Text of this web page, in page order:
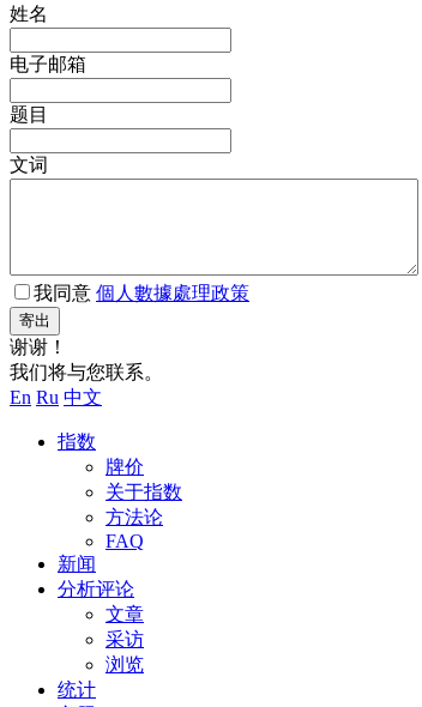
姓名
电子邮箱
题目
文词
我同意 個人數據處理政策
寄出
谢谢！
我们将与您联系。
En Ru 中文
指数
牌价
关于指数
方法论
FAQ
新闻
分析评论
文章
采访
浏览
统计